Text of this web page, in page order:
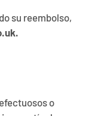
su reembolso,
o